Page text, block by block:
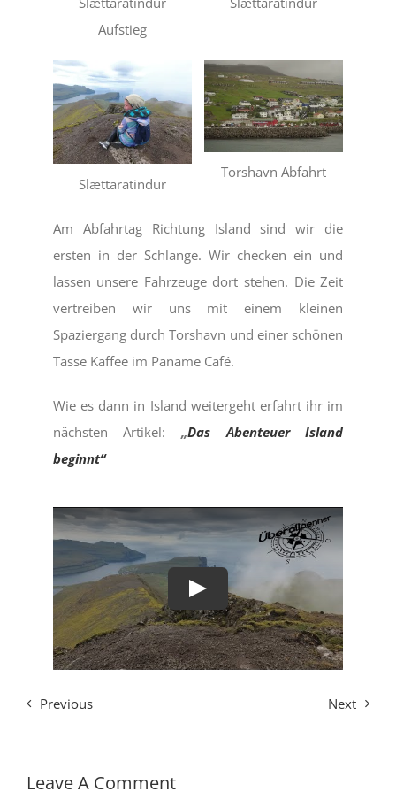
Aufstieg
Slættaratindur
Torshavn Abfahrt
Am Abfahrtag Richtung Island sind wir die
ersten in der Schlange. Wir checken ein und
lassen unsere Fahrzeuge dort stehen. Die Zeit
vertreiben wir uns mit einem kleinen
Spaziergang durch Torshavn und einer schönen
Tasse Kaffee im Paname Café.
Wie es dann in Island weitergeht erfahrt ihr im
nächsten Artikel: „Das Abenteuer Island
beginnt“
Play
Previous Next
Leave A Comment